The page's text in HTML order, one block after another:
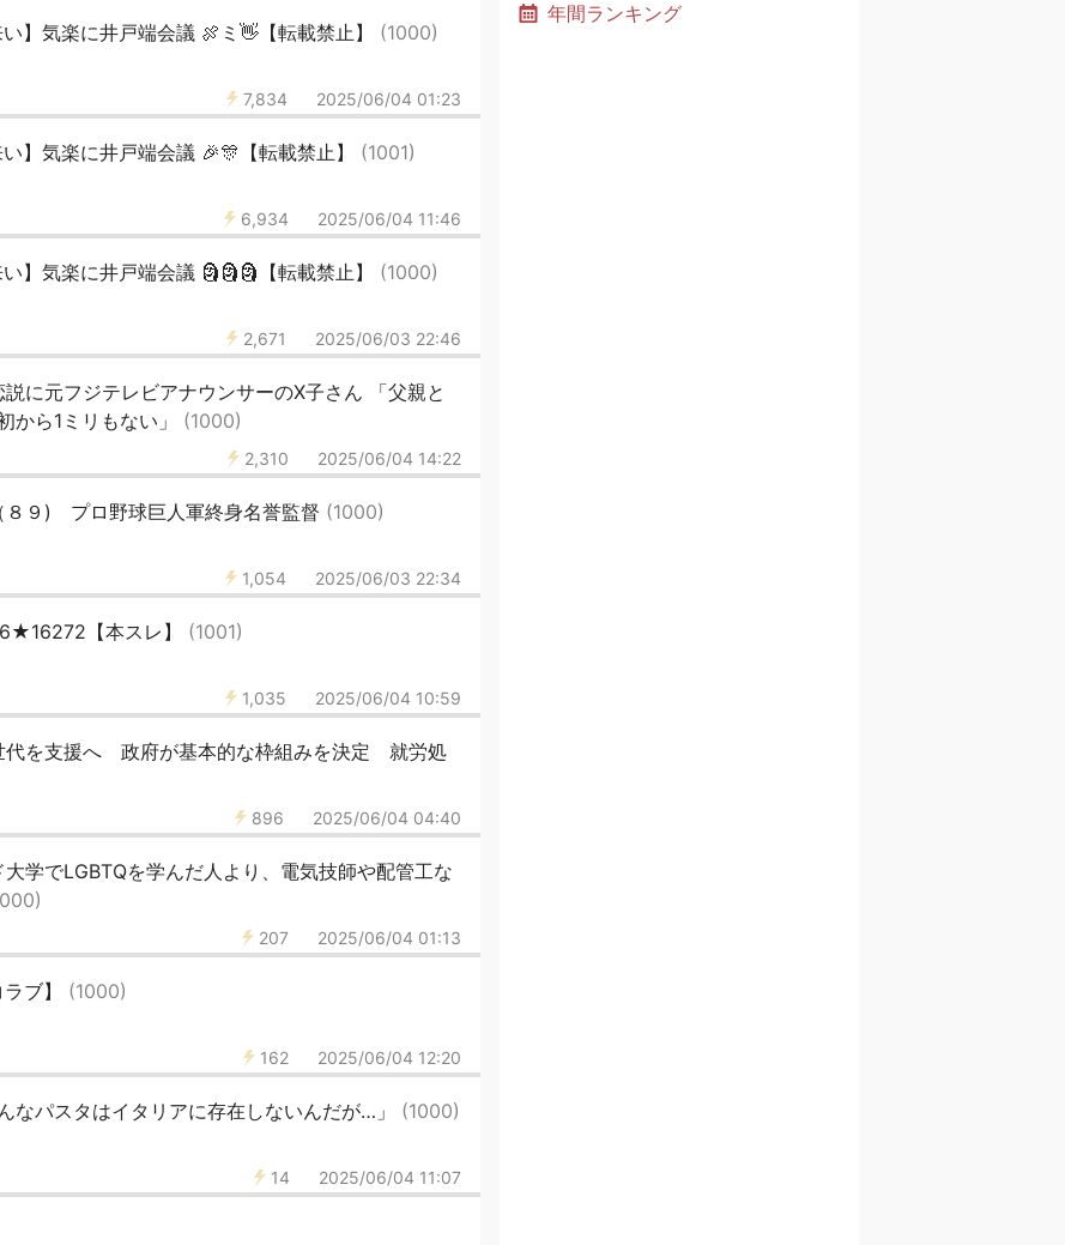
】気楽に井戸端会議 🍖ミ👋【転載禁止】 (1000)
7,834 2025/06/04 01:23
】気楽に井戸端会議 🎉🎊【転載禁止】 (1001)
6,934 2025/06/04 11:46
】気楽に井戸端会議 🗿🗿🗿【転載禁止】 (1000)
2,671 2025/06/03 22:46
説に元フジテレビアナウンサーのX子さん 「父親と
から1ミリもない」 (1000)
2,310 2025/06/04 14:22
８９) プロ野球巨人軍終身名誉監督 (1000)
1,054 2025/06/03 22:34
【本スレ】 (1001)
1,035 2025/06/04 10:59
代を支援へ 政府が基本的な枠組みを決定 就労処
896 2025/06/04 04:40
大学でLGBTQを学んだ人より、電気技師や配管工な
207 2025/06/04 01:13
ブ】 (1000)
162 2025/06/04 12:20
なパスタはイタリアに存在しないんだが…」 (1000)
14 2025/06/04 11:07
年間ランキング